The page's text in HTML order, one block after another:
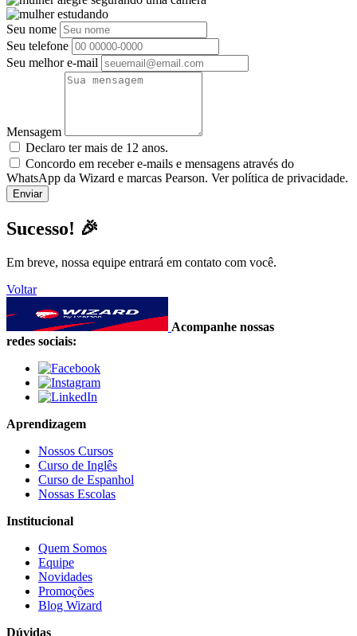
Seu nome
Seu telefone
Seu melhor e-mail
Mensagem
Declaro ter mais de 12 anos.
Concordo em receber e-mails e mensagens através do
WhatsApp da Wizard e marcas Pearson. Ver política de privacidade.
Sucesso! 🎉
Em breve, nossa equipe entrará em contato com você.
Voltar
Acompanhe nossas
redes sociais:
Aprendizagem
Nossos Cursos
Curso de Inglês
Curso de Espanhol
Nossas Escolas
Institucional
Quem Somos
Equipe
Novidades
Promoções
Blog Wizard
Dúvidas